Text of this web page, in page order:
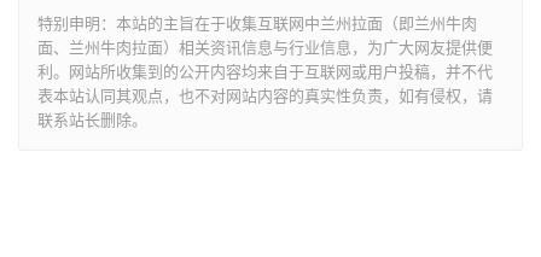
特别申明：本站的主旨在于收集互联网中兰州拉面（即兰州牛肉
面、兰州牛肉拉面）相关资讯信息与行业信息，为广大网友提供便
利。网站所收集到的公开内容均来自于互联网或用户投稿，并不代
表本站认同其观点，也不对网站内容的真实性负责，如有侵权，请
联系站长删除。